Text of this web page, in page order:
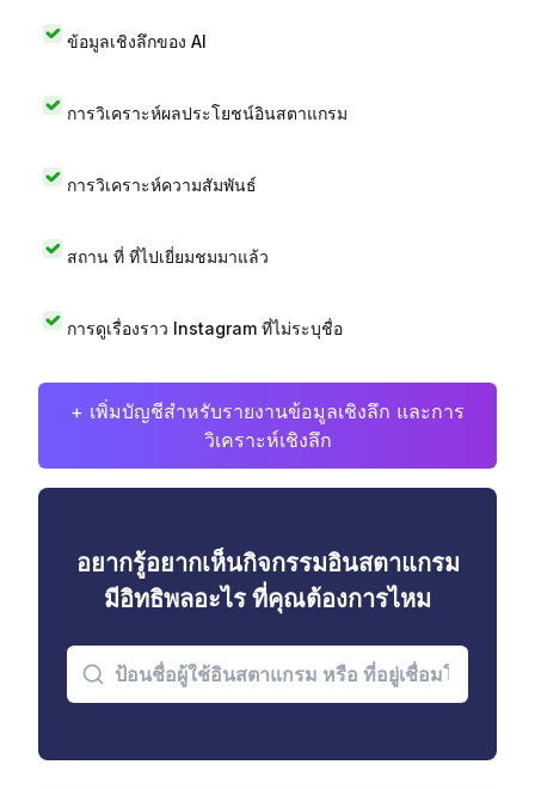
ข้อมูลเชิงลึกของ AI
การวิเคราะห์ผลประโยชน์อินสตาแกรม
การวิเคราะห์ความสัมพันธ์
สถาน ที่ ที่ไปเยี่ยมชมมาแล้ว
การดูเรื่องราว Instagram ที่ไม่ระบุชื่อ
+ เพิ่มบัญชีสำหรับรายงานข้อมูลเชิงลึก และการ
วิเคราะห์เชิงลึก
อยากรู้อยากเห็นกิจกรรมอินสตาแกรม
มีอิทธิพลอะไร ที่คุณต้องการไหม